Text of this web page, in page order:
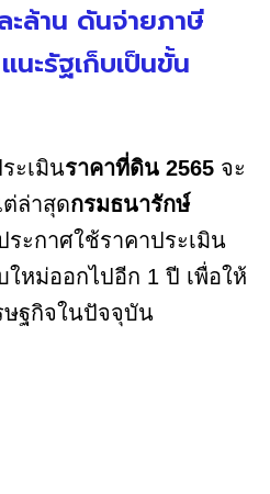
ล้าน ดันจ่ายภาษี
ะรัฐเก็บเป็นขั้น
ะเมินราคาที่ดิน 2565 จะ
ล่าสุดกรมธนารักษ์
ะกาศใช้ราคาประเมิน
หม่ออกไปอีก 1 ปี เพื่อให้
ษฐกิจในปัจจุบัน